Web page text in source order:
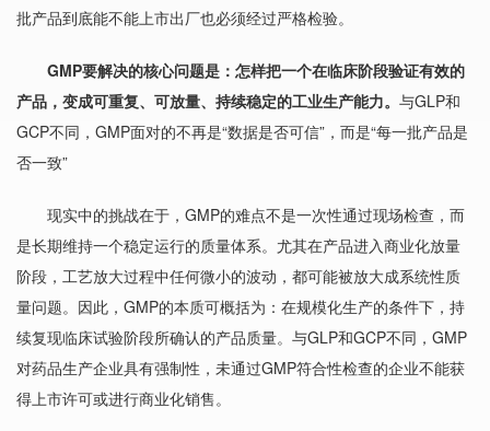
批产品到底能不能上市出厂也必须经过严格检验。
GMP要解决的核心问题是：怎样把一个在临床阶段验证有效的
产品，变成可重复、可放量、持续稳定的工业生产能力。 与GLP和
GCP不同，GMP面对的不再是“数据是否可信”，而是“每一批产品是
否一致”
现实中的挑战在于，GMP的难点不是一次性通过现场检查，而
是长期维持一个稳定运行的质量体系。尤其在产品进入商业化放量
阶段，工艺放大过程中任何微小的波动，都可能被放大成系统性质
量问题。因此，GMP的本质可概括为：在规模化生产的条件下，持
续复现临床试验阶段所确认的产品质量。与GLP和GCP不同，GMP
对药品生产企业具有强制性，未通过GMP符合性检查的企业不能获
得上市许可或进行商业化销售。